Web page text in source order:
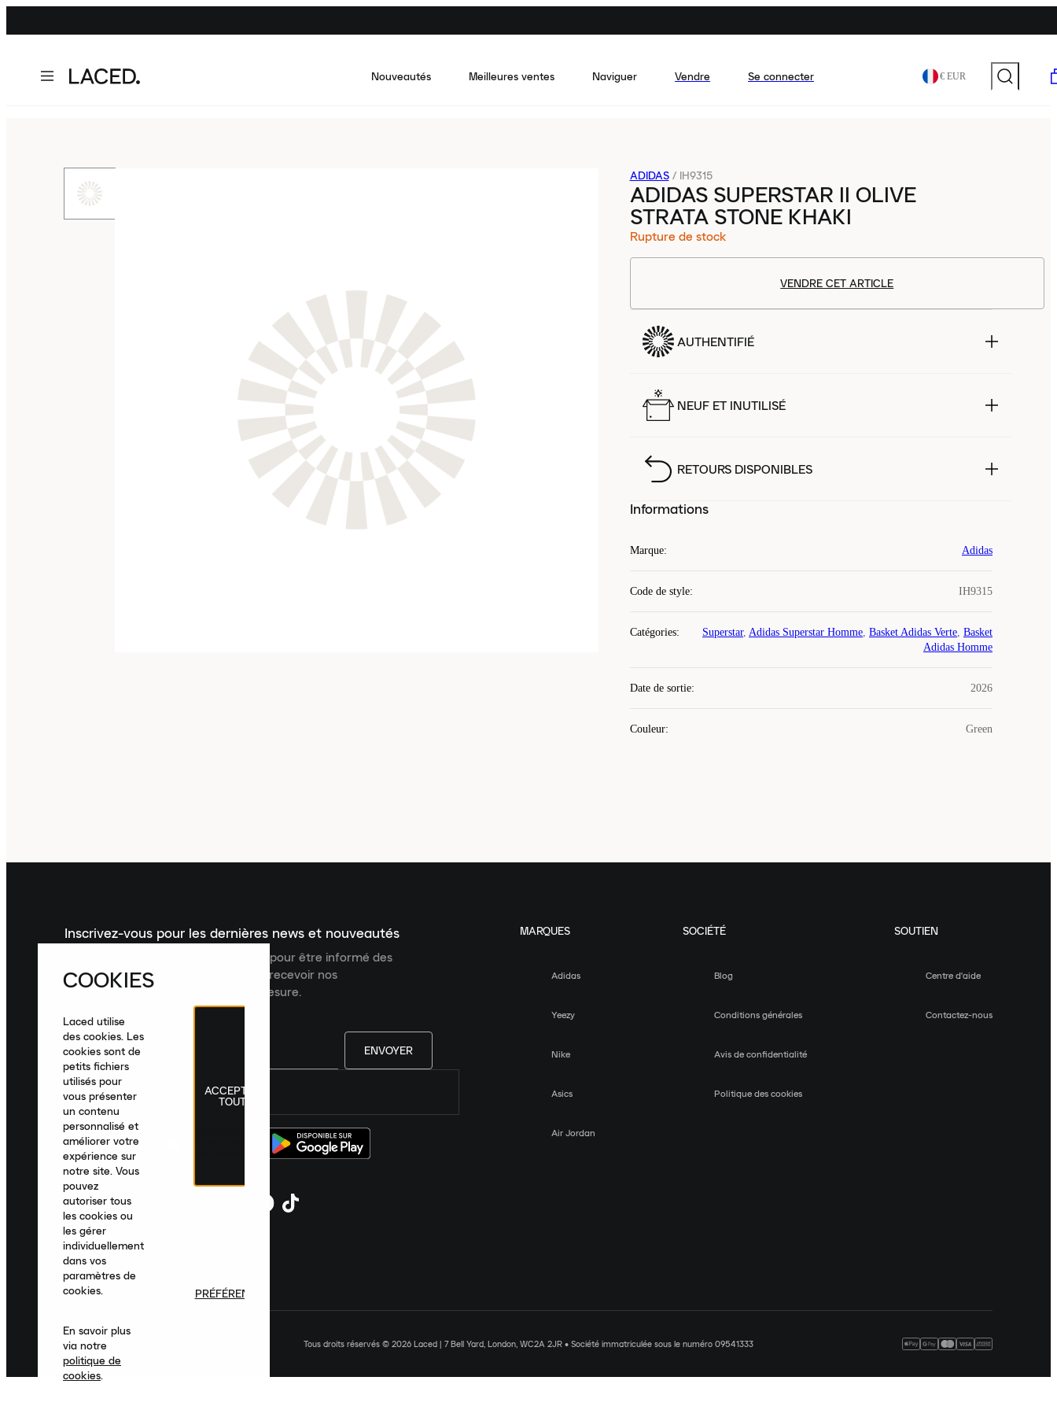
Nouveautés Meilleures ventes Naviguer Vendre Se connecter € EUR
ADIDAS / IH9315
ADIDAS SUPERSTAR II OLIVE
STRATA STONE KHAKI
Rupture de stock
VENDRE CET ARTICLE
AUTHENTIFIÉ
NEUF ET INUTILISÉ
RETOURS DISPONIBLES
Informations
Marque: Adidas
Code de style: IH9315
Catégories: Superstar, Adidas Superstar Homme, Basket Adidas Verte, Basket
Adidas Homme
Date de sortie: 2026
Couleur: Green
Inscrivez-vous pour les dernières news et nouveautés
Inscrivez-vous à la newsletter Laced pour être informé des
dernières nouveautés, collections et recevoir nos
recommandations de produits sur mesure.
ENVOYER
France|Français
MARQUES
Adidas
Yeezy
Nike
Asics
Air Jordan
SOCIÉTÉ
Blog
Conditions générales
Avis de confidentialité
Politique des cookies
SOUTIEN
Centre d'aide
Contactez-nous
Tous droits réservés © 2026 Laced | 7 Bell Yard, London, WC2A 2JR • Société immatriculée sous le numéro 09541333
COOKIES
Laced utilise
des cookies. Les
cookies sont de
petits fichiers
utilisés pour
vous présenter
un contenu
personnalisé et
améliorer votre
expérience sur
notre site. Vous
pouvez
autoriser tous
les cookies ou
les gérer
individuellement
dans vos
paramètres de
cookies.
En savoir plus
via notre
politique de
cookies.
ACCEPTER
TOUT
PRÉFÉRENCES